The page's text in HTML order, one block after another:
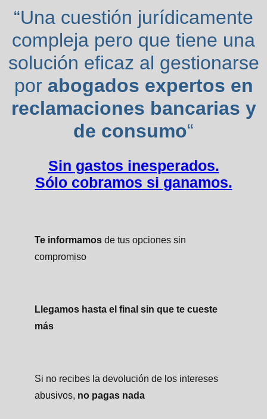
“Una cuestión jurídicamente
compleja pero que tiene una
solución eficaz al gestionarse
por abogados expertos en
reclamaciones bancarias y
de consumo“
Sin gastos inesperados.
Sólo cobramos si ganamos.
Te informamos de tus opciones sin
compromiso
Llegamos hasta el final sin que te cueste
más
Si no recibes la devolución de los intereses
abusivos, no pagas nada